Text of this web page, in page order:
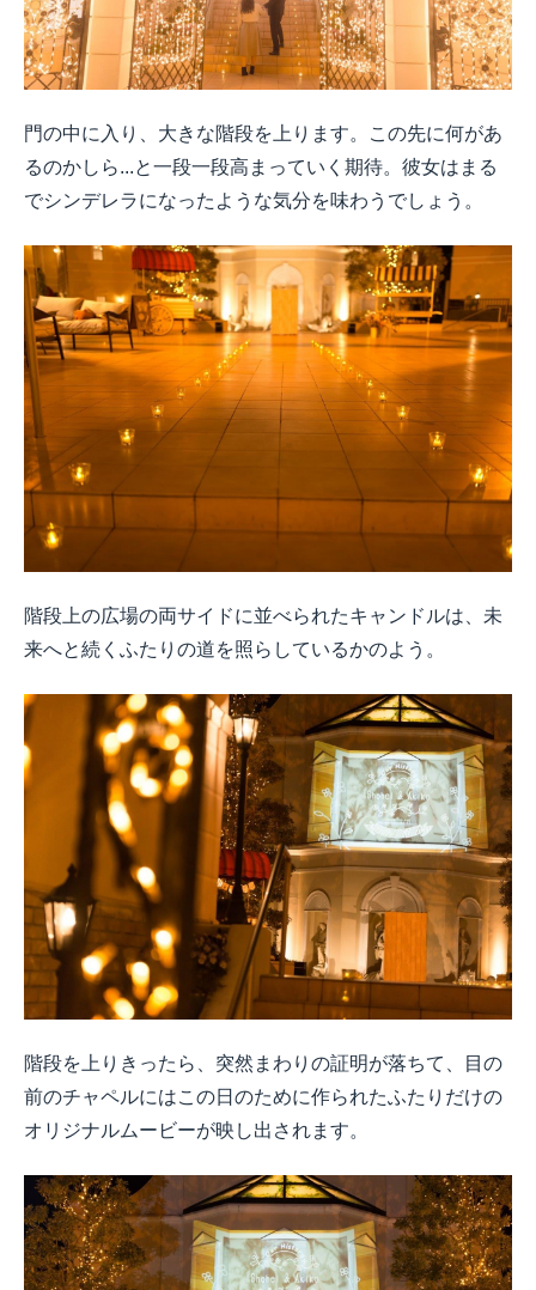
門の中に入り、大きな階段を上ります。この先に何があ
るのかしら...と一段一段高まっていく期待。彼女はまる
でシンデレラになったような気分を味わうでしょう。
階段上の広場の両サイドに並べられたキャンドルは、未
来へと続くふたりの道を照らしているかのよう。
階段を上りきったら、突然まわりの証明が落ちて、目の
前のチャペルにはこの日のために作られたふたりだけの
オリジナルムービーが映し出されます。